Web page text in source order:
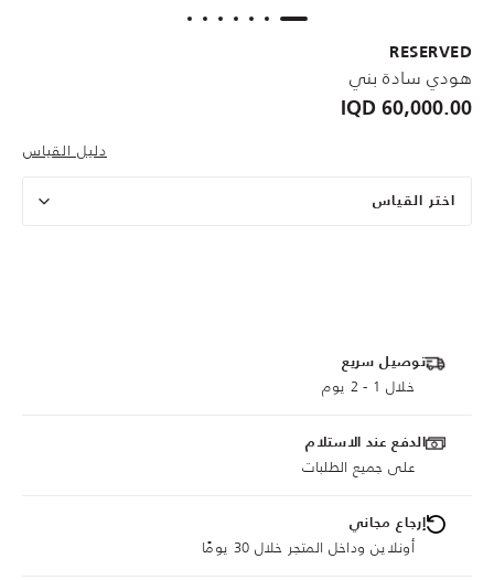
RESERVED
هودي سادة بني
60,000.00 IQD
دليل القياس
اختر القياس
توصيل سريع
خلال 1 - 2 يوم
الدفع عند الاستلام
على جميع الطلبات
إرجاع مجاني
أونلاين وداخل المتجر خلال 30 يومًا